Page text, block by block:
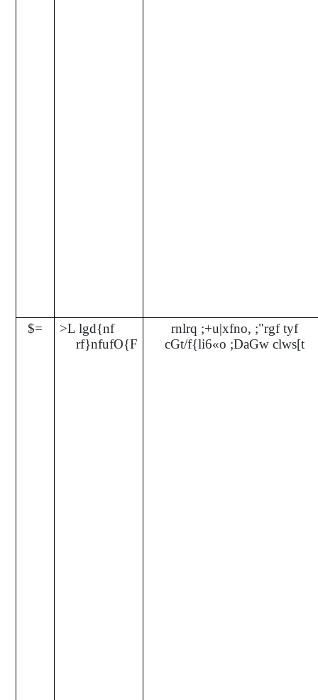
$=
>L lgd{nf
rf}nfufO{F
rnlrq ;+u|xfno, ;"rgf tyf
cGt/f{li6«o ;DaGw clws[t